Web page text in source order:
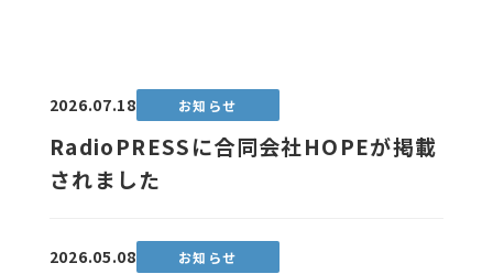
2026.07.18 お知らせ
RadioPRESSに合同会社HOPEが掲載
されました
2026.05.08 お知らせ